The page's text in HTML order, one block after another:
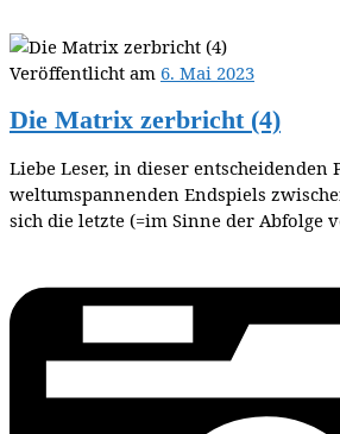
Veröffentlicht am 6. Mai 2023
Die Matrix zerbricht (4)
Liebe Leser, in dieser entscheidenden
weltumspannenden Endspiels
sich die letzte (=im Sinne der Abfolge